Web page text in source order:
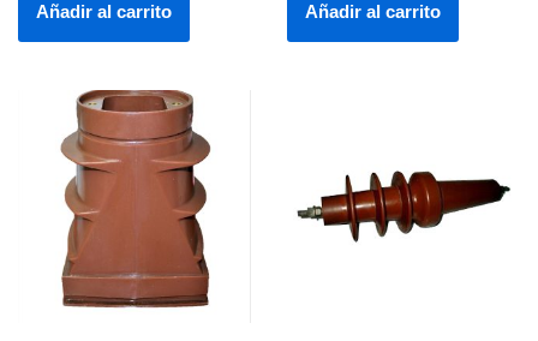
Añadir al carrito Añadir al carrito